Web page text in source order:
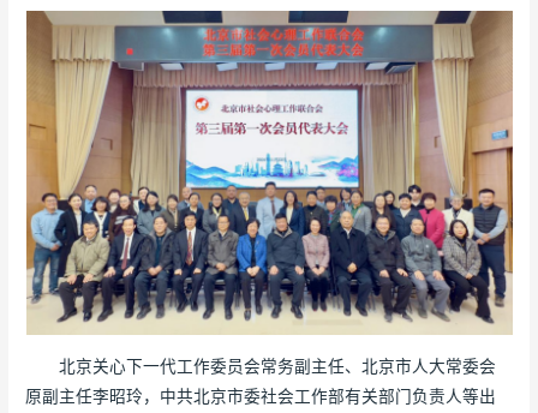
北京关心下一代工作委员会常务副主任、北京市人大常委会
原副主任李昭玲，中共北京市委社会工作部有关部门负责人等出